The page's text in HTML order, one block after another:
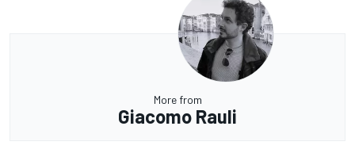
More from
Giacomo Rauli